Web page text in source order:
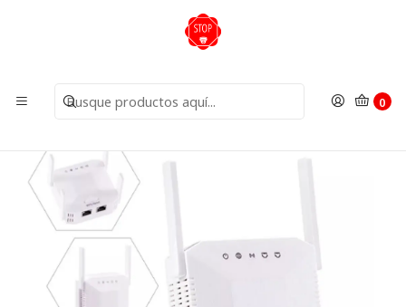
0
Insumos
Amplificador, Repetidor de señal wifi y red